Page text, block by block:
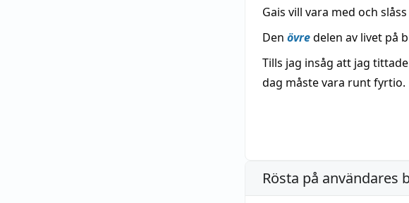
Gais vill vara med och
Den övredelen av livet på
Tills jag insåg att jag
dag måste vara runt fyrtio.
Rösta på användares